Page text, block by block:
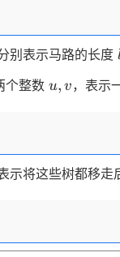
别表示马路的长度
个整数 u,
u, v，表示
示将这些树都移走